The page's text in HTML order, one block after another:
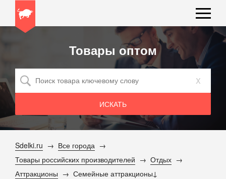
Товары оптом
x
Sdelki.ru
Все города
Товары российских производителей
Отдых
Аттракционы
Семейные аттракционы